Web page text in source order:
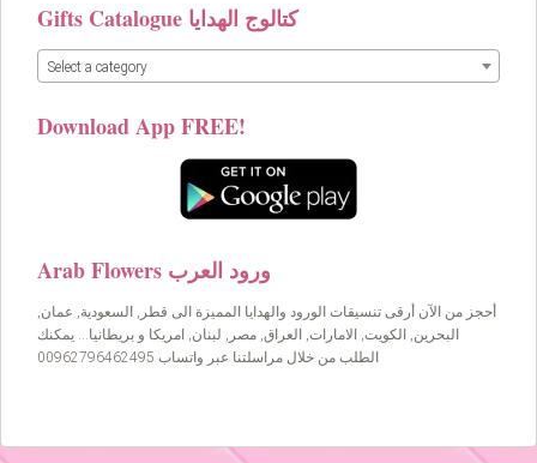
Gifts Catalogue كتالوج الهدايا
Select a category
Download App FREE!
Arab Flowers ورود العرب
أحجز من الآن أرقى تنسيقات الورود والهدايا المميزة الى قطر, السعودية, عمان,
البحرين, الكويت, الامارات, العراق, مصر, لبنان, امريكا و بريطانيا… يمكنك
الطلب من خلال مراسلتنا عبر واتساب 00962796462495